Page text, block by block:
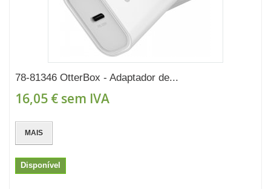
78-81346 OtterBox - Adaptador de...
16,05 € sem IVA
MAIS
Disponível